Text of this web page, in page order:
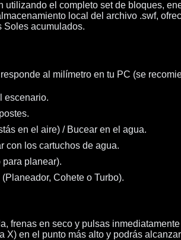
el completo set de bloques,
local del archivo .swf,
Soles acumulados.
al milímetro en tu PC (se
escenario.
en el aire) / Bucear en el agua.
con los cartuchos de agua.
planear).
Cohete o Turbo).
frenas en seco y pulsas
en el punto más alto y podrás